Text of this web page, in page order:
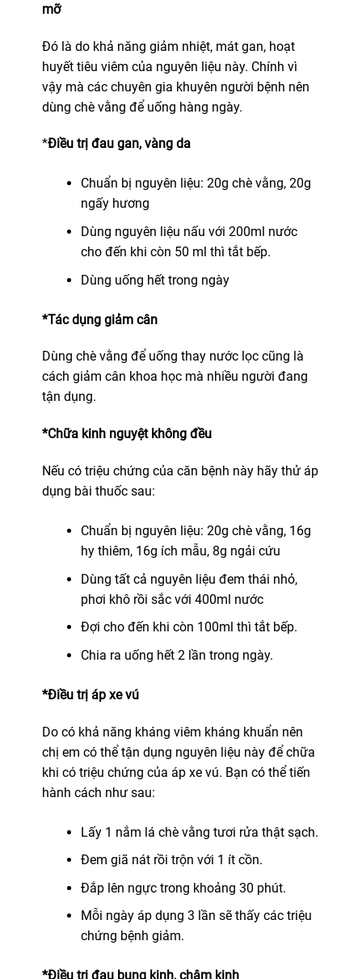
mỡ
Đó là do khả năng giảm nhiệt, mát gan, hoạt
huyết tiêu viêm của nguyên liệu này. Chính vì
vậy mà các chuyên gia khuyên người bệnh nên
dùng chè vằng để uống hàng ngày.
*Điều trị đau gan, vàng da
Chuẩn bị nguyên liệu: 20g chè vằng, 20g
ngấy hương
Dùng nguyên liệu nấu với 200ml nước
cho đến khi còn 50 ml thì tắt bếp.
Dùng uống hết trong ngày
*Tác dụng giảm cân
Dùng chè vằng để uống thay nước lọc cũng là
cách giảm cân khoa học mà nhiều người đang
tận dụng.
*Chữa kinh nguyệt không đều
Nếu có triệu chứng của căn bệnh này hãy thử áp
dụng bài thuốc sau:
Chuẩn bị nguyên liệu: 20g chè vằng, 16g
hy thiêm, 16g ích mẫu, 8g ngải cứu
Dùng tất cả nguyên liệu đem thái nhỏ,
phơi khô rồi sắc với 400ml nước
Đợi cho đến khi còn 100ml thì tắt bếp.
Chia ra uống hết 2 lần trong ngày.
*Điều trị áp xe vú
Do có khả năng kháng viêm kháng khuẩn nên
chị em có thể tận dụng nguyên liệu này để chữa
khi có triệu chứng của áp xe vú. Bạn có thể tiến
hành cách như sau:
Lấy 1 nắm lá chè vằng tươi rửa thật sạch.
Đem giã nát rồi trộn với 1 ít cồn.
Đắp lên ngực trong khoảng 30 phút.
Mỗi ngày áp dụng 3 lần sẽ thấy các triệu
chứng bệnh giảm.
*Điều trị đau bụng kinh, chậm kinh